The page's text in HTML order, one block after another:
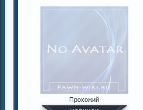
Прохожий